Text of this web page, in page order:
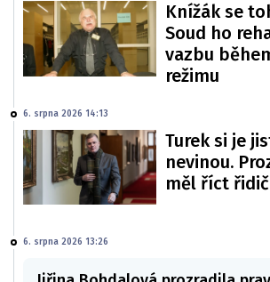
Knížák se
Soud ho
vazbu
režimu
6. srpna 2026 14:13
Turek si je
nevinou.
měl říct
6. srpna 2026 13:26